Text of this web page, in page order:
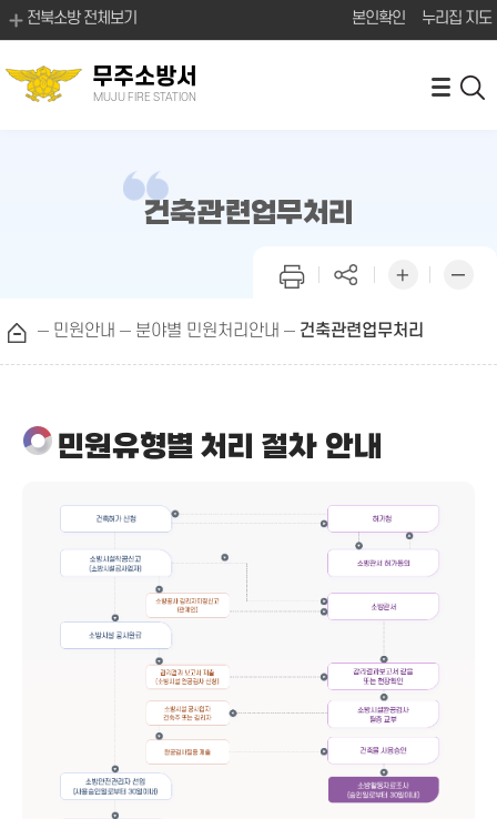
전북소방 전체보기 본인확인 누리집 지도
무주소방서
MUJU FIRE STATION
건축관련업무처리
민원안내 분야별 민원처리안내 건축관련업무처리
민원유형별 처리 절차 안내